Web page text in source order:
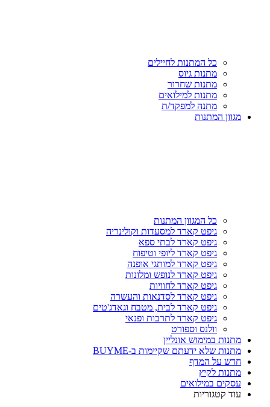
כל המתנות לחיילים
מתנות גיוס
מתנות שחרור
מתנות למילואים
מתנה למפקד/ת
מגוון המתנות
כל המגוון המתנות
גיפט קארד למסעדות וקולינריה
גיפט קארד לבתי ספא
גיפט קארד ליופי וטיפוח
גיפט קארד למותגי אופנה
גיפט קארד לנופש ומלונות
גיפט קארד לחוויות
גיפט קארד לסדנאות והעשרה
גיפט קארד לבית, מטבח וגאדג'טים
גיפט קארד לתרבות ופנאי
וולנס וספורט
מתנות במימוש אונליין
מתנות שלא ידעתם שקיימות ב-BUYME
חדש על המדף
מתנות לקיץ
עסקים במילואים
עוד קטגוריות